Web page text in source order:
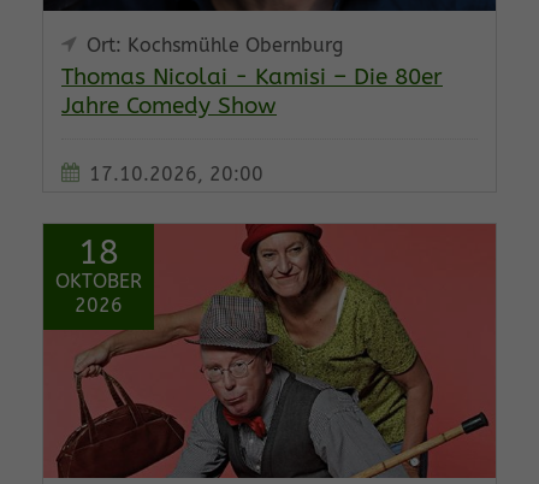
Ort: Kochsmühle Obernburg
Thomas Nicolai - Kamisi – Die 80er
Jahre Comedy Show
17.10.2026, 20:00
18
OKTOBER
2026